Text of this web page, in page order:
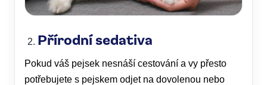
Přírodní sedativa
Pokud váš pejsek nesnáší cestování a vy přesto
potřebujete s pejskem odjet na dovolenou nebo